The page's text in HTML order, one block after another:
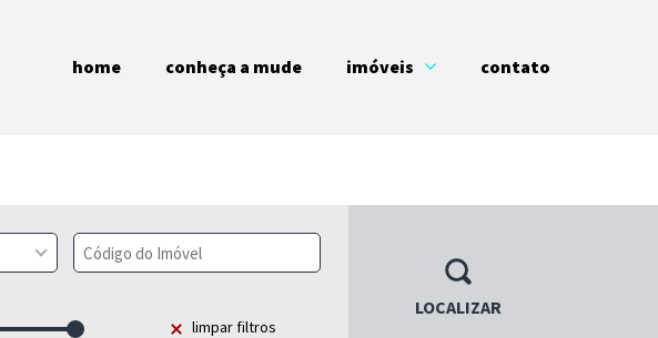
home conheça a mude imóveis contato
limpar filtros
LOCALIZAR